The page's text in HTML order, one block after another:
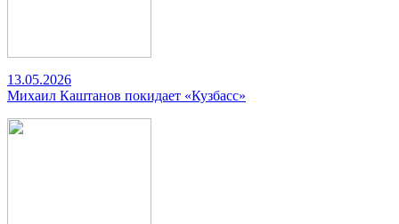
13.05.2026
Михаил Каштанов покидает «Кузбасс»